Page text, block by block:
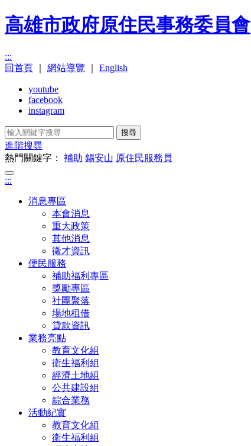
高雄市政府原住民事務委員會
:::
回首頁
網站導覽 English
youtube
facebook
instagram
搜尋
進階搜尋
熱門關鍵字： 補助 錫安山 原住民服務員
:::
消息專區
本會消息
重大政策
其他消息
徵才資訊
便民服務
補助福利專區
獎勵專區
社團聚落
場地租借
貸款資訊
業務亮點
教育文化組
衛生福利組
經濟土地組
公共建設組
綜合業務
活動紀實
教育文化組
衛生福利組